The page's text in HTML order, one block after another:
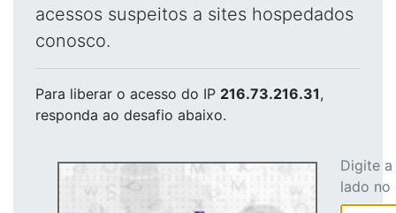
acessos suspeitos a sites hospedados
conosco.
Para liberar o acesso do IP 216.73.216.31,
responda ao desafio abaixo.
Digite
lado no